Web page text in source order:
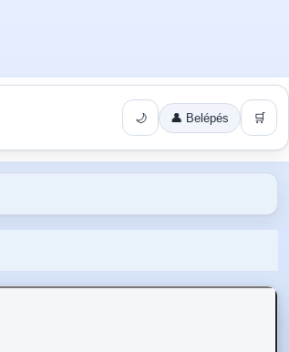
🌙 👤 Belépés 🛒